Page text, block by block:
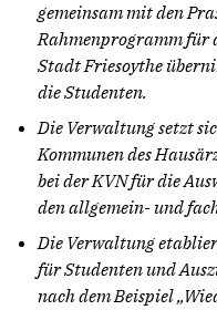
gemeinsam mit den
Rahmenprogramm für
Stadt Friesoythe
die Studenten.
Die Verwaltung setzt
Kommunen des
bei der KVN für die
den allgemein- und
Die Verwaltung
für Studenten und
nach dem Beispiel